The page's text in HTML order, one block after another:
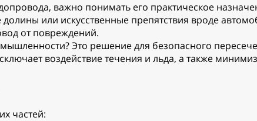
важно понимать его практическое
долины или искусственные препятствия вроде
от повреждений.
Это решение для безопасного
воздействие течения и льда, а также
частей: